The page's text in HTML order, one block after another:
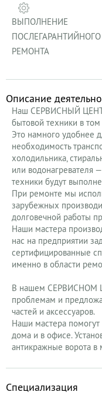
ВЫПОЛНЕНИЕ
ПОСЛЕГАРАНТИЙНОГО
РЕМОНТА
Описание
Наш СЕРВИСНЫЙ
бытовой техники в
Это намного удобнее
необходимость
холодильника,
или водонагревателя
техники будут
При ремонте мы
зарубежных
долговечной работы
Наши мастера
нас на предприятии
сертифицированные
именно в области
В нашем СЕРВИСНОМ
проблемам и
частей и аксессуаров.
Наши мастера помогут
дома и в офисе.
антикражные ворота в
Специализация